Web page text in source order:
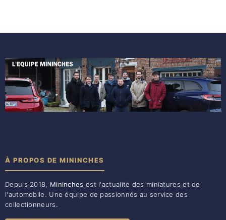
À PROPOS DE MININCHES
Depuis 2018, Mininches est l'actualité des miniatures et de
l'automobile. Une équipe de passionnés au service des
collectionneurs.